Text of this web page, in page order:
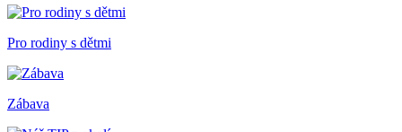
Pro rodiny s dětmi
Zábava